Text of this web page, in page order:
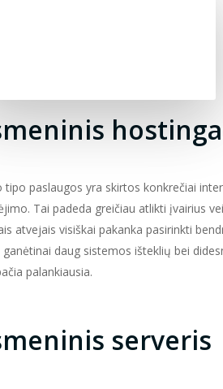
tipo paslaugos yra skirtos konkrečiai
Tai padeda greičiau atlikti įvairius
atvejais visiškai pakanka pasirinkti
ganėtinai daug sistemos išteklių bei
palankiausia.
serveris